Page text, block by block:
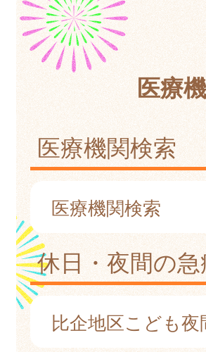
医療
医療機関検索
医療機関検索
休日・夜間の
比企地区こども